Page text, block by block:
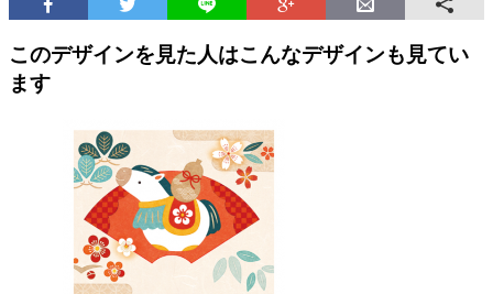
このデザインを見た人はこんなデザインも見てい
ます